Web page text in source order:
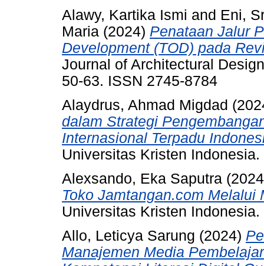
Alawy, Kartika Ismi and Eni,
Maria (2024) Penataan Jalur
Development (TOD) pada
Journal of Architectural
50-63. ISSN 2745-8784
Alaydrus, Ahmad Migdad
dalam Strategi
Internasional Terpadu
Universitas Kristen Indonesia.
Alexsando, Eka Saputra
Toko Jamtangan.com Melalui
Universitas Kristen Indonesia.
Allo, Leticya Sarung (2024)
Manajemen Media